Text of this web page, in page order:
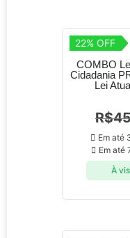
22% OFF
COMBO
Cidadania
Lei
R$
Em até
Em até
À